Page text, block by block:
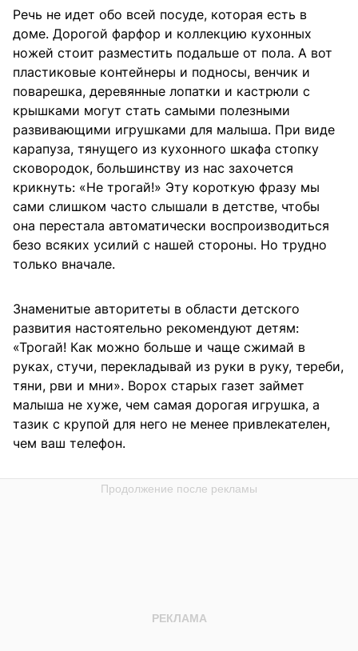
Речь не идет обо всей посуде, которая есть в
доме. Дорогой фарфор и коллекцию кухонных
ножей стоит разместить подальше от пола. А вот
пластиковые контейнеры и подносы, венчик и
поварешка, деревянные лопатки и кастрюли с
крышками могут стать самыми полезными
развивающими игрушками для малыша. При виде
карапуза, тянущего из кухонного шкафа стопку
сковородок, большинству из нас захочется
крикнуть: «Не трогай!» Эту короткую фразу мы
сами слишком часто слышали в детстве, чтобы
она перестала автоматически воспроизводиться
безо всяких усилий с нашей стороны. Но трудно
только вначале.
Знаменитые авторитеты в области детского
развития настоятельно рекомендуют детям:
«Трогай! Как можно больше и чаще сжимай в
руках, стучи, перекладывай из руки в руку, тереби,
тяни, рви и мни». Ворох старых газет займет
малыша не хуже, чем самая дорогая игрушка, а
тазик с крупой для него не менее привлекателен,
чем ваш телефон.